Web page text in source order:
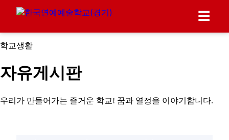
☰
학교생활
자유게시판
우리가 만들어가는 즐거운 학교! 꿈과 열정을 이야기합니다.